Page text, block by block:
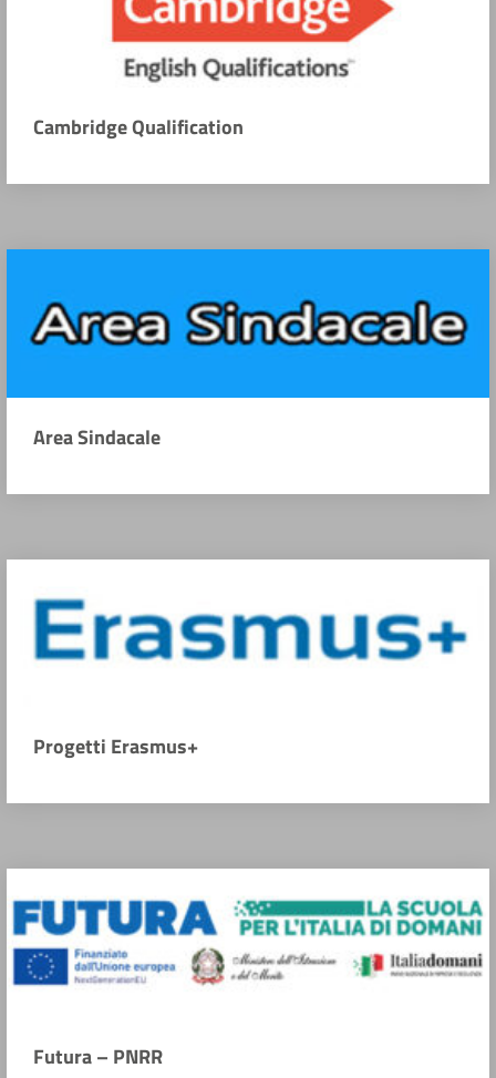
Cambridge Qualification
Area Sindacale
Progetti Erasmus+
Futura – PNRR